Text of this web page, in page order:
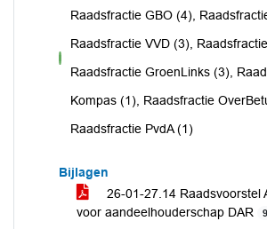
voor
Raadsfractie GBO (4),
Raadsfractie VVD (3),
Raadsfractie GroenLinks (3),
Kompas (1), Raadsfractie
Raadsfractie PvdA (1)
Bijlagen
26-01-27.14 Raadsvoorstel
voor aandeelhouderschap DAR